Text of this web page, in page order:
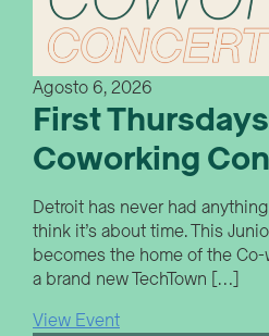
Agosto 6, 2026
First
Coworking
Detroit has never had
think it’s about time. This
becomes the home of the
a brand new TechTown […]
View Event